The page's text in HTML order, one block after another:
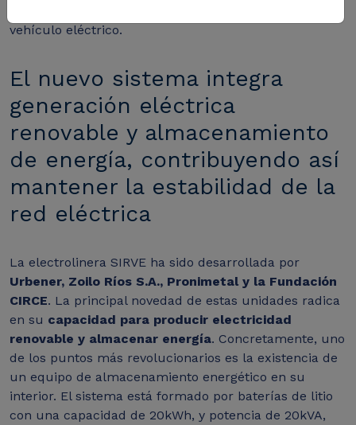
vehículo eléctrico.
El nuevo sistema integra
generación eléctrica
renovable y almacenamiento
de energía, contribuyendo así
mantener la estabilidad de la
red eléctrica
La electrolinera SIRVE ha sido desarrollada por
Urbener, Zoilo Ríos S.A., Pronimetal y la Fundación
CIRCE. La principal novedad de estas unidades radica
en su capacidad para producir electricidad
renovable y almacenar energía. Concretamente, uno
de los puntos más revolucionarios es la existencia de
un equipo de almacenamiento energético en su
interior. El sistema está formado por baterías de litio
con una capacidad de 20kWh, y potencia de 20kVA,